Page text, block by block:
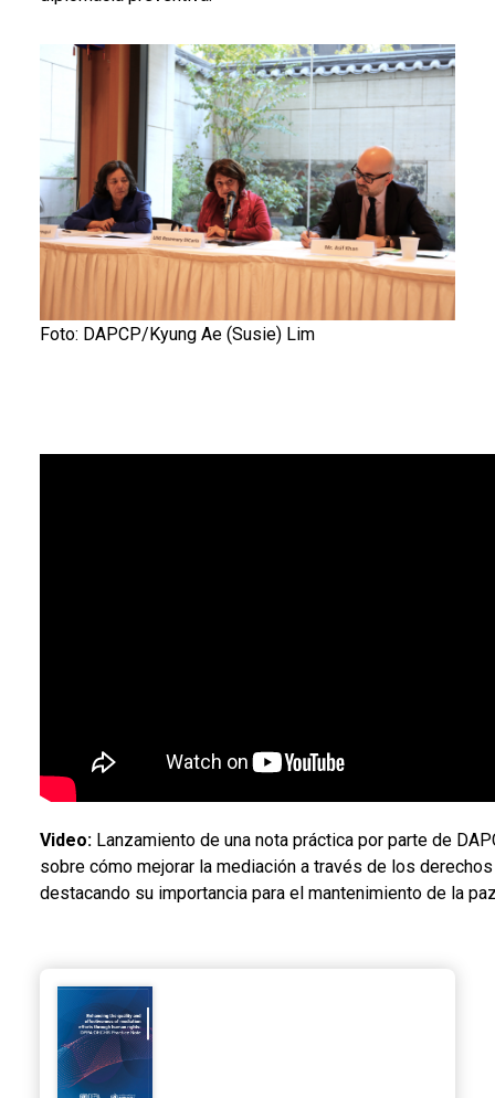
Body
Foto: DAPCP/Kyung Ae (Susie) Lim
Video: Lanzamiento de una nota práctica por parte de
sobre cómo mejorar la mediación a través de los derechos
destacando su importancia para el mantenimiento de la